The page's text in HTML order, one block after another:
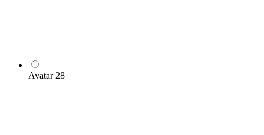
Avatar 28